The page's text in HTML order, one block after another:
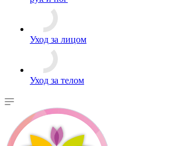
Уход за лицом
Уход за телом